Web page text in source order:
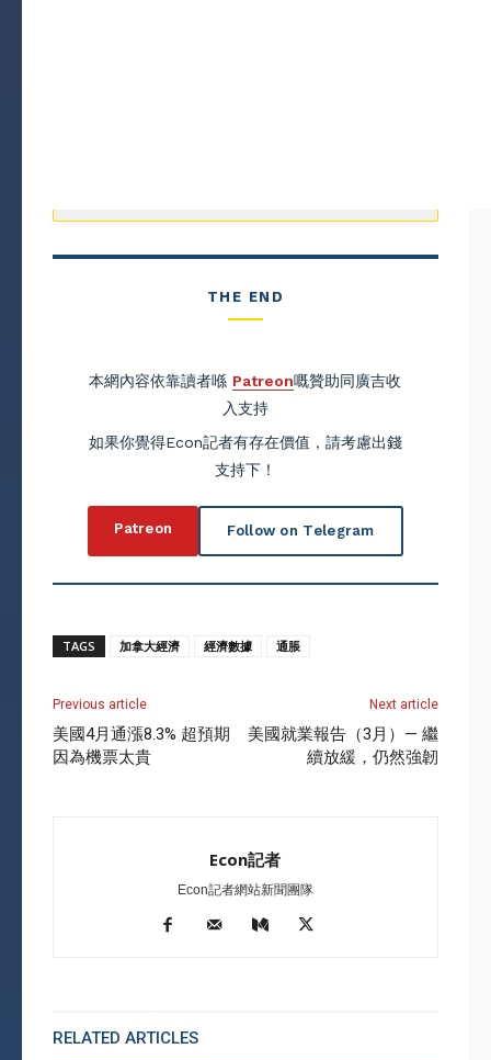
THE END
本網內容依靠讀者喺 Patreon嘅贊助同廣吉收
入支持
如果你覺得Econ記者有存在價值，請考慮出錢
支持下！
Patreon Follow on Telegram
TAGS 加拿大經濟 經濟數據 通脹
Previous article
美國4月通漲8.3% 超預期
因為機票太貴
Next article
美國就業報告（3月）— 繼
續放緩，仍然強韌
Econ記者
Econ記者網站新聞團隊
RELATED ARTICLES